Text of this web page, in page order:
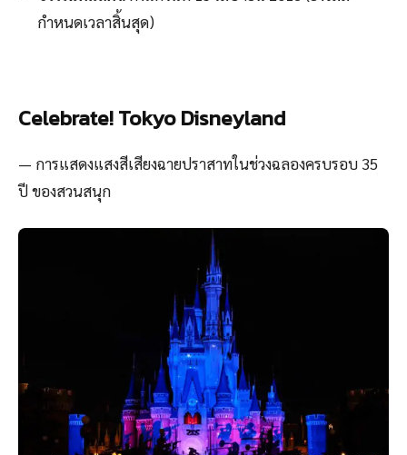
กำหนดเวลาสิ้นสุด)
Celebrate! Tokyo Disneyland
— การแสดงแสงสีเสียงฉายปราสาทในช่วงฉลองครบรอบ 35
ปี ของสวนสนุก